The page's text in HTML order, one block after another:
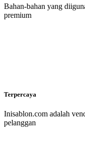
Bahan-bahan yang
premium
Terpercaya
Inisablon.com adalah
pelanggan